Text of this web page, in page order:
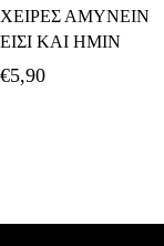
Καλάθι
ΧΕΙΡΕΣ ΑΜΥΝΕΙΝ
ΕΙΣΙ ΚΑΙ ΗΜΙΝ
€5,90